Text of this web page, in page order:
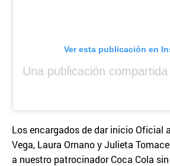
Ver esta publicación en
Los encargados de dar inicio Oficial
Vega, Laura Ornano y Julieta
a nuestro patrocinador Coca Cola